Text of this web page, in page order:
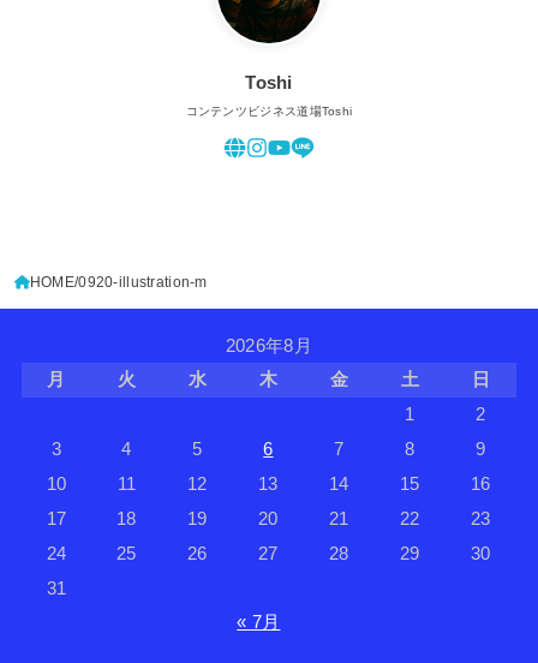
Toshi
コンテンツビジネス道場Toshi
HOME 0920-illustration-m
2026年8月
月
火 水 木 金 土
日
1
2
3
4 5 6 7 8
9
10
11 12 13 14 15
16
17
18 19 20 21 22
23
24
25 26 27 28 29
30
31
« 7月